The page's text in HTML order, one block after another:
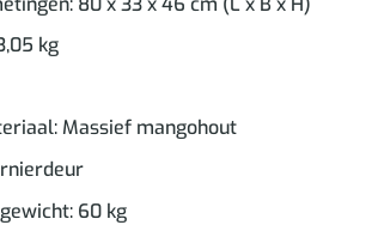
kg
Massief mangohout
60 kg